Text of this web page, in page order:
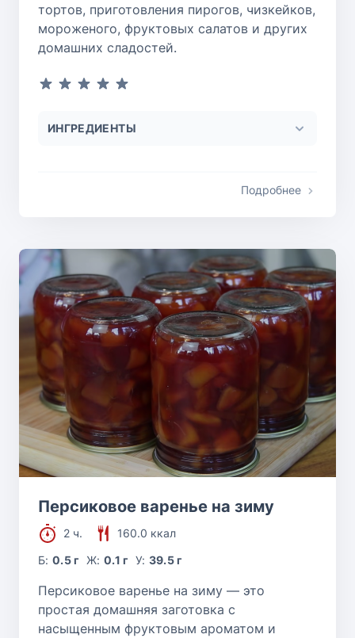
тортов, приготовления пирогов, чизкейков,
мороженого, фруктовых салатов и других
домашних сладостей.
ИНГРЕДИЕНТЫ
Подробнее
Персиковое варенье на зиму
2 ч.
160.0 ккал
Б:0.5 г Ж: 0.1 г У: 39.5 г
Персиковое варенье на зиму — это
простая домашняя заготовка с
насыщенным фруктовым ароматом и